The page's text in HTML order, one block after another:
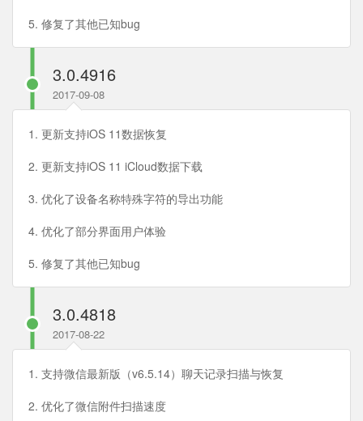
5. 修复了其他已知bug
3.0.4916
2017-09-08
1. 更新支持iOS 11数据恢复
2. 更新支持iOS 11 iCloud数据下载
3. 优化了设备名称特殊字符的导出功能
4. 优化了部分界面用户体验
5. 修复了其他已知bug
3.0.4818
2017-08-22
1. 支持微信最新版（v6.5.14）聊天记录扫描与恢复
2. 优化了微信附件扫描速度